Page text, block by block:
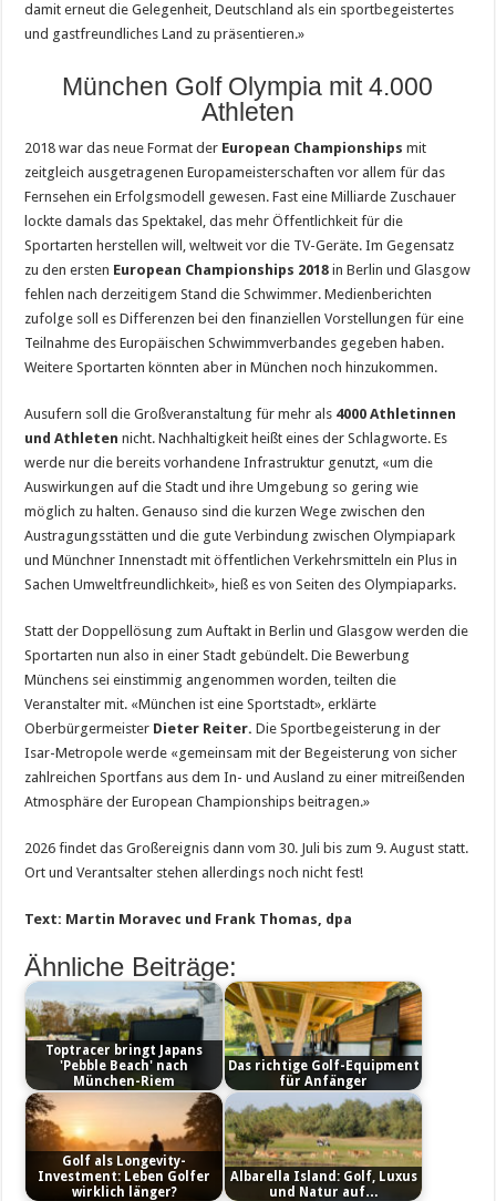
damit erneut die Gelegenheit, Deutschland als ein sportbegeistertes
und gastfreundliches Land zu präsentieren.»
München Golf Olympia mit 4.000
Athleten
2018 war das neue Format der European Championships mit
zeitgleich ausgetragenen Europameisterschaften vor allem für das
Fernsehen ein Erfolgsmodell gewesen. Fast eine Milliarde Zuschauer
lockte damals das Spektakel, das mehr Öffentlichkeit für die
Sportarten herstellen will, weltweit vor die TV-Geräte. Im Gegensatz
zu den ersten European Championships 2018 in Berlin und Glasgow
fehlen nach derzeitigem Stand die Schwimmer. Medienberichten
zufolge soll es Differenzen bei den finanziellen Vorstellungen für eine
Teilnahme des Europäischen Schwimmverbandes gegeben haben.
Weitere Sportarten könnten aber in München noch hinzukommen.
Ausufern soll die Großveranstaltung für mehr als 4000 Athletinnen
und Athleten nicht. Nachhaltigkeit heißt eines der Schlagworte. Es
werde nur die bereits vorhandene Infrastruktur genutzt, «um die
Auswirkungen auf die Stadt und ihre Umgebung so gering wie
möglich zu halten. Genauso sind die kurzen Wege zwischen den
Austragungsstätten und die gute Verbindung zwischen Olympiapark
und Münchner Innenstadt mit öffentlichen Verkehrsmitteln ein Plus in
Sachen Umweltfreundlichkeit», hieß es von Seiten des Olympiaparks.
Statt der Doppellösung zum Auftakt in Berlin und Glasgow werden die
Sportarten nun also in einer Stadt gebündelt. Die Bewerbung
Münchens sei einstimmig angenommen worden, teilten die
Veranstalter mit. «München ist eine Sportstadt», erklärte
Oberbürgermeister Dieter Reiter. Die Sportbegeisterung in der
Isar-Metropole werde «gemeinsam mit der Begeisterung von sicher
zahlreichen Sportfans aus dem In- und Ausland zu einer mitreißenden
Atmosphäre der European Championships beitragen.»
2026 findet das Großereignis dann vom 30. Juli bis zum 9. August statt.
Ort und Verantsalter stehen allerdings noch nicht fest!
Text: Martin Moravec und Frank Thomas, dpa
Ähnliche Beiträge:
Toptracer bringt Japans
'Pebble Beach' nach
München-Riem
Das richtige Golf-Equipment
für Anfänger
Golf als Longevity-
Investment: Leben Golfer
wirklich länger?
Albarella Island: Golf, Luxus
und Natur auf…